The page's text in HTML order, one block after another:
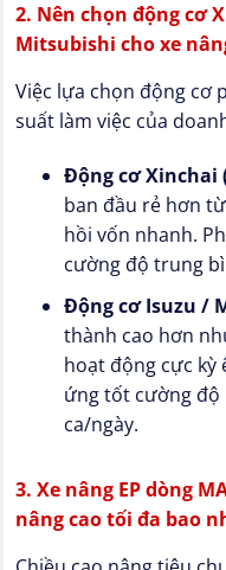
2. Nên chọn động cơ
Mitsubishi cho xe
Việc lựa chọn động cơ
suất làm việc của
Động cơ Xinchai
ban đầu rẻ hơn
hồi vốn nhanh.
cường độ trung
Động cơ Isuzu /
thành cao hơn
hoạt động cực kỳ
ứng tốt cường độ
ca/ngày.
3. Xe nâng EP dòng
nâng cao tối đa bao